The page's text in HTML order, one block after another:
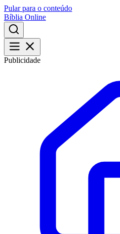
Pular para o conteúdo
Bíblia Online
Publicidade